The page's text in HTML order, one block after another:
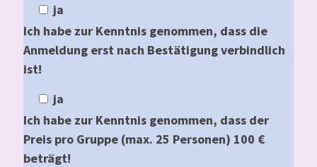
ja
Ich habe zur Kenntnis genommen, dass die
Anmeldung erst nach Bestätigung verbindlich
ist!
ja
Ich habe zur Kenntnis genommen, dass der
Preis pro Gruppe (max. 25 Personen) 100 €
beträgt!